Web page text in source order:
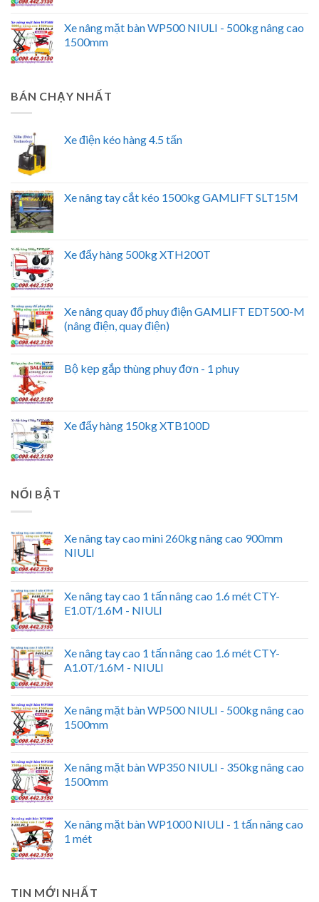
Xe nâng mặt bàn WP500 NIULI - 500kg nâng cao
1500mm
BÁN CHẠY NHẤT
Xe điện kéo hàng 4.5 tấn
Xe nâng tay cắt kéo 1500kg GAMLIFT SLT15M
Xe đẩy hàng 500kg XTH200T
Xe nâng quay đổ phuy điện GAMLIFT EDT500-M
(nâng điện, quay điện)
Bộ kẹp gắp thùng phuy đơn - 1 phuy
Xe đẩy hàng 150kg XTB100D
NỔI BẬT
Xe nâng tay cao mini 260kg nâng cao 900mm
NIULI
Xe nâng tay cao 1 tấn nâng cao 1.6 mét CTY-
E1.0T/1.6M - NIULI
Xe nâng tay cao 1 tấn nâng cao 1.6 mét CTY-
A1.0T/1.6M - NIULI
Xe nâng mặt bàn WP500 NIULI - 500kg nâng cao
1500mm
Xe nâng mặt bàn WP350 NIULI - 350kg nâng cao
1500mm
Xe nâng mặt bàn WP1000 NIULI - 1 tấn nâng cao
1 mét
TIN MỚI NHẤT